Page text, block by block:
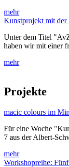
mehr
Kunstprojekt mit der
Unter dem Titel
haben wir mit einer
mehr
Projekte
macic colours im
Für eine Woche
7 aus der Albert-
mehr
Workshopreihe: